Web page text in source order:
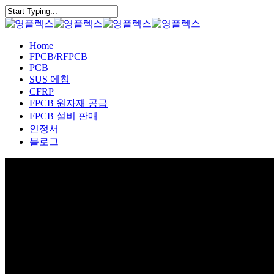
Skip
to
main
content
Close
Menu
Home
FPCB/RFPCB
PCB
SUS 에칭
CFRP
FPCB 원자재 공급
FPCB 설비 판매
인정서
블로그